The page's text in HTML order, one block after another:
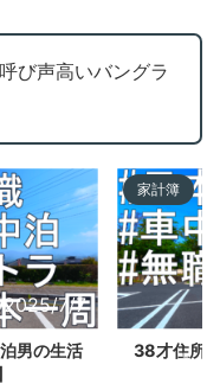
び声高いバングラ
2025/7/7
男の生活
家計簿
38才住所